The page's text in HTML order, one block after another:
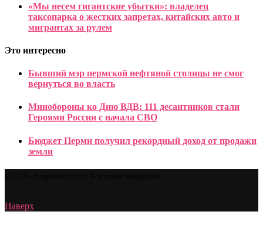
«Мы несем гигантские убытки»: владелец
таксопарка о жестких запретах, китайских авто и
мигрантах за рулем
Это интересно
Бывший мэр пермской нефтяной столицы не смог
вернуться во власть
Минобороны ко Дню ВДВ: 111 десантников стали
Героями России с начала СВО
Бюджет Перми получил рекордный доход от продажи
земли
Наверх